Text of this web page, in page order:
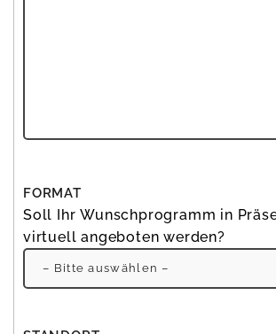
FORMAT
Soll Ihr Wunschprogramm in
virtuell angeboten werden?